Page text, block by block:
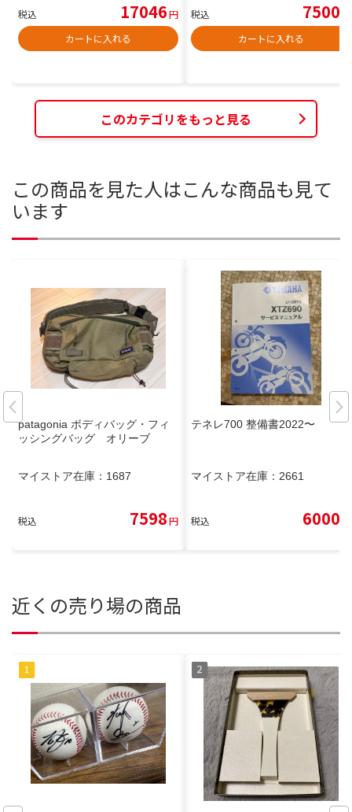
税込 17046円
カートに入れる
税込 7500
カートに入れる
このカテゴリをもっと見る
この商品を見た人はこんな商品も見て
います
patagonia ボディバッグ・フィ
ッシングバッグ オリーブ
マイストア在庫： 1687
税込 7598円
テネレ700 整備書2022〜
マイストア在庫： 2661
税込 6000
近くの売り場の商品